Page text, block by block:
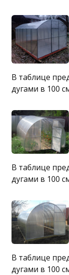
В таблице
дугами в 100
В таблице
дугами в 100
В таблице
дугами в 100